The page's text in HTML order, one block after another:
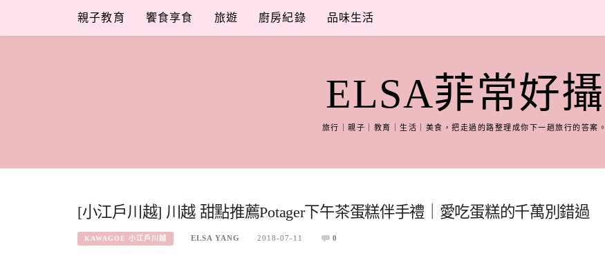
content
親子教育 饗食享食 旅遊 廚房紀錄 品味生活
ELSA菲常好攝
旅行｜親子｜教育｜生活｜美食，把走過的路整理成你下一趟旅行的答案。
[小江戶川越] 川越 甜點推薦Potager下午茶蛋糕伴手禮｜愛吃蛋糕的千萬別錯過
KAWAGOE 小江戶川越 ELSA YANG 2018-07-11 0